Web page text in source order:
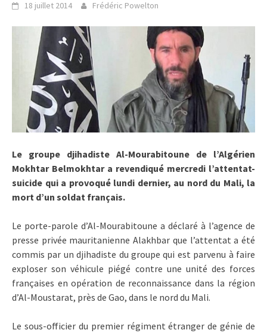
18 juillet 2014 Frédéric Powelton
Le groupe djihadiste Al-Mourabitoune de l’Algérien
Mokhtar Belmokhtar a revendiqué mercredi l’attentat-
suicide qui a provoqué lundi dernier, au nord du Mali, la
mort d’un soldat français.
Le porte-parole d’Al-Mourabitoune a déclaré à l’agence de
presse privée mauritanienne Alakhbar que l’attentat a été
commis par un djihadiste du groupe qui est parvenu à faire
exploser son véhicule piégé contre une unité des forces
françaises en opération de reconnaissance dans la région
d’Al-Moustarat, près de Gao, dans le nord du Mali.
Le sous-officier du premier régiment étranger de génie de